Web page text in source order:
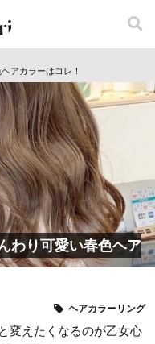
アカラーはコレ！
わり可愛い春色ヘア
ヘアカラーリング
変えたくなるのが乙女心